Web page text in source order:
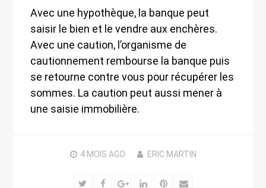
Avec une hypothèque, la banque peut
saisir le bien et le vendre aux enchères.
Avec une caution, l’organisme de
cautionnement rembourse la banque puis
se retourne contre vous pour récupérer les
sommes. La caution peut aussi mener à
une saisie immobilière.
4 MOIS AGO ERIC MARTIN
TwitterFacebookGoogle+
LinkedInPinterest
Email